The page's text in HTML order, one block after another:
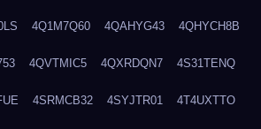
4Q1M7Q60 4QAHYG43 4QHYCH8B
4QVTMIC5 4QXRDQN7 4S31TENQ
4SRMCB32 4SYJTR01 4T4UXTTO